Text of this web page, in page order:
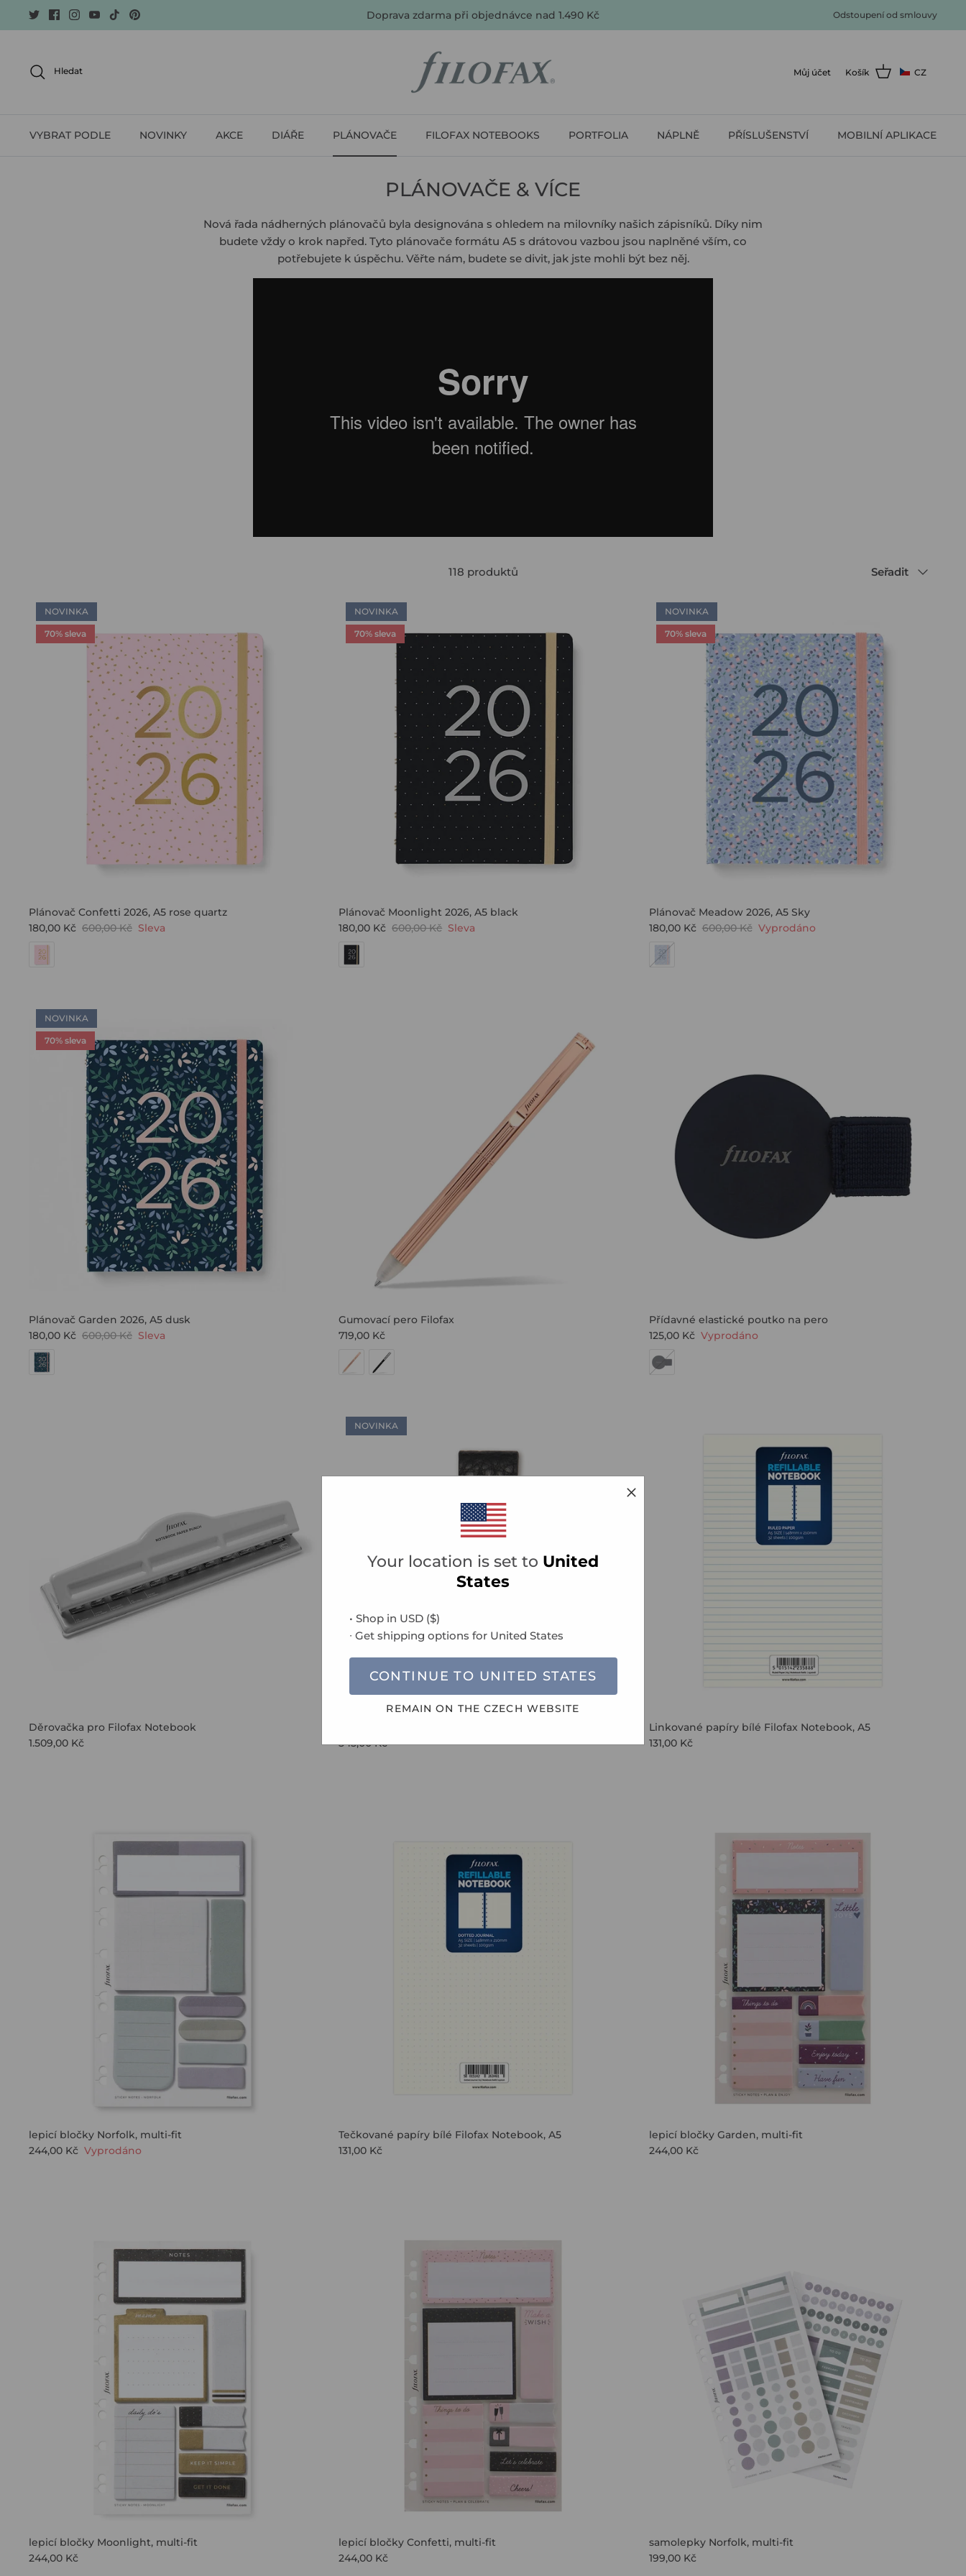
Doprava zdarma při objednávce nad 1.490 Kč Odstoupení od smlouvy
Hledat Můj účet Košík CZ
VYBRAT PODLE NOVINKY AKCE DIÁŘE PLÁNOVAČE FILOFAX NOTEBOOKS PORTFOLIA NÁPLNĚ PŘÍSLUŠENSTVÍ MOBILNÍ APLIKACE
Your location is set to United
States
• Shop in USD($)
∙ Get shipping options for United States
CONTINUE TO UNITED STATES
REMAIN ON THECZECH WEBSITE
PLÁNOVAČE & VÍCE
Nová řada nádherných plánovačů byla designována s ohledem na milovníky našich zápisníků. Díky nim
budete vždy o krok napřed. Tyto plánovače formátu A5 s drátovou vazbou jsou naplněné vším, co
potřebujete k úspěchu. Věřte nám, budete se divit, jak jste mohli být bez něj.
118 produktů Seřadit
NOVINKA
70% sleva
Plánovač Confetti 2026, A5 rose quartz
180,00 Kč 600,00 Kč Sleva
NOVINKA
70% sleva
Plánovač Moonlight 2026, A5 black
180,00 Kč 600,00 Kč Sleva
NOVINKA
70% sleva
Plánovač Meadow 2026, A5 Sky
180,00 Kč 600,00 Kč Vyprodáno
NOVINKA
70% sleva
Plánovač Garden 2026, A5 dusk
180,00 Kč 600,00 Kč Sleva
Gumovací pero Filofax
719,00 Kč
Přídavné elastické poutko na pero
125,00 Kč Vyprodáno
Děrovačka pro Filofax Notebook
1.509,00 Kč
NOVINKA
545,00 Kč
Linkované papíry bílé Filofax Notebook, A5
131,00 Kč
lepicí bločky Norfolk, multi-fit
244,00 Kč Vyprodáno
Tečkované papíry bílé Filofax Notebook, A5
131,00 Kč
lepicí bločky Garden, multi-fit
244,00 Kč
lepicí bločky Moonlight, multi-fit
244,00 Kč
lepicí bločky Confetti, multi-fit
244,00 Kč
samolepky Norfolk, multi-fit
199,00 Kč
Ak chcete dostávať emailom upozornenie na
novinky a špeciálne ponuky, prihláste sa k
Zásadami ochrany osobních údajů
PŘIHLÁSIT SE